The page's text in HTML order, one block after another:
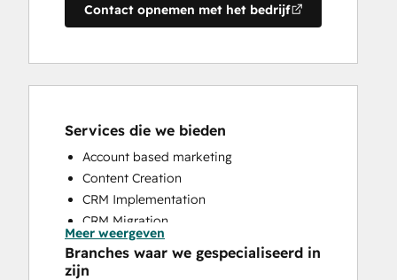
Contact opnemen met het bedrijf
Services die we bieden
Account based marketing
Content Creation
CRM Implementation
CRM Migration
Email Marketing
Full Inbound Marketing Services
Meer weergeven
Branches waar we gespecialiseerd in
zijn